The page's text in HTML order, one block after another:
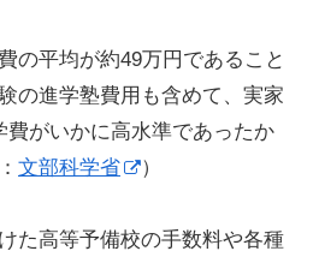
の平均が約49万円であること
の進学塾費用も含めて、実家
費がいかに高水準であったか
文部科学省 ）
た高等予備校の手数料や各種